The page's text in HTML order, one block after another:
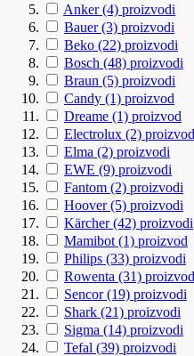
Anker (4) proizvodi
Bauer (3) proizvodi
Beko (22) proizvodi
Bosch (48) proizvodi
Braun (5) proizvodi
Candy (1) proizvod
Dreame (1) proizvod
Electrolux (2)
Elma (2) proizvodi
EWE (9) proizvodi
Fantom (2) proizvodi
Hoover (5) proizvodi
Kärcher (42) proizvodi
Mamibot (1) proizvod
Philips (33) proizvodi
Rowenta (31)
Sencor (19) proizvodi
Shark (21) proizvodi
Sigma (14) proizvodi
Tefal (39) proizvodi